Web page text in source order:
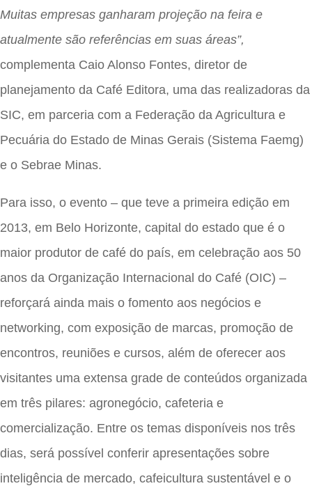
Muitas empresas ganharam projeção na feira e
atualmente são referências em suas áreas”,
complementa Caio Alonso Fontes, diretor de
planejamento da Café Editora, uma das realizadoras da
SIC, em parceria com a Federação da Agricultura e
Pecuária do Estado de Minas Gerais (Sistema Faemg)
e o Sebrae Minas.
Para isso, o evento – que teve a primeira edição em
2013, em Belo Horizonte, capital do estado que é o
maior produtor de café do país, em celebração aos 50
anos da Organização Internacional do Café (OIC) –
reforçará ainda mais o fomento aos negócios e
networking, com exposição de marcas, promoção de
encontros, reuniões e cursos, além de oferecer aos
visitantes uma extensa grade de conteúdos organizada
em três pilares: agronegócio, cafeteria e
comercialização. Entre os temas disponíveis nos três
dias, será possível conferir apresentações sobre
inteligência de mercado, cafeicultura sustentável e o